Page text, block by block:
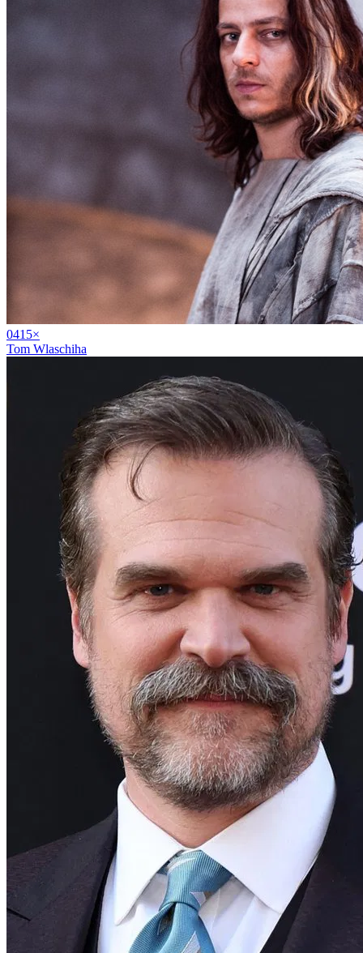
0415×
Tom Wlaschiha